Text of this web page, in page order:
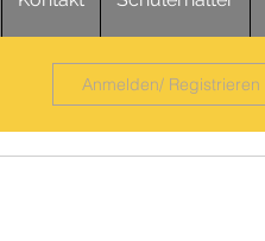
Anmelden/ Registrieren